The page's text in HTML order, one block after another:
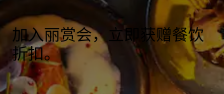
加入丽赏会，立即获赠餐饮
折扣。